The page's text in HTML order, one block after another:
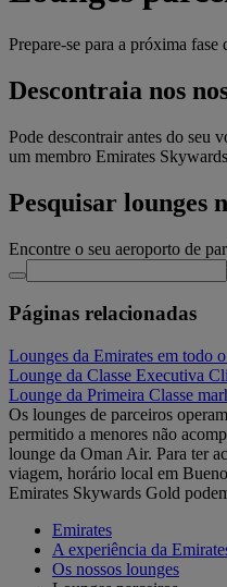
Prepare-se para a próxima
Descontraia nos
Pode descontrair antes do seu
um membro Emirates
Pesquisar lounges
Encontre o seu aeroporto de
Páginas relacionadas
Lounges da Emirates em todo
Lounge da Classe Executiva
Lounge da Primeira Classe
Os lounges de parceiros
permitido a menores não
lounge da Oman Air. Para ter
viagem, horário local em
Emirates Skywards Gold
Emirates
A experiência da
Os nossos lounges